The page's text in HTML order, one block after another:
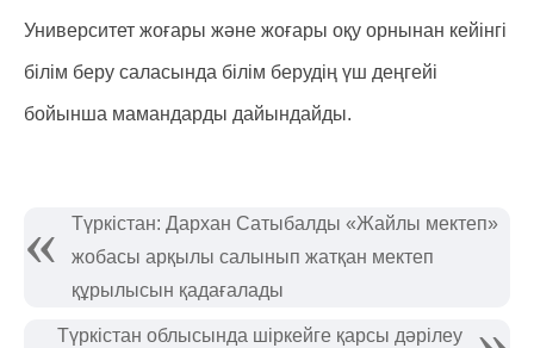
Университет жоғары және жоғары оқу орнынан кейінгі
білім беру саласында білім берудің үш деңгейі
бойынша мамандарды дайындайды.
Түркістан: Дархан Сатыбалды «Жайлы мектеп»
жобасы арқылы салынып жатқан мектеп
құрылысын қадағалады
Түркістан облысында шіркейге қарсы дәрілеу